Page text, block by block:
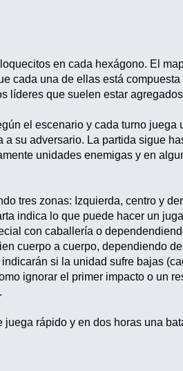
en cada hexágono. El
cada una de ellas está
líderes que suelen estar
el escenario y cada turno juega
su adversario. La partida sigue
unidades enemigas y en
tres zonas: Izquierda, centro y
indica lo que puede hacer un
con caballería o
cuerpo a cuerpo, dependiendo
si la unidad sufre bajas
ignorar el primer impacto o un
rápido y en dos horas una